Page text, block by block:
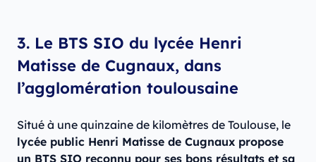
3. Le BTS SIO du lycée Henri
Matisse de Cugnaux, dans
l’agglomération toulousaine
Situé à une quinzaine de kilomètres de Toulouse, le
lycée public Henri Matisse de Cugnaux propose
un BTS SIO reconnu pour ses bons résultats et sa